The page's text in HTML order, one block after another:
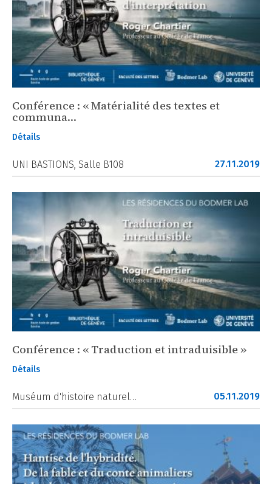
Conférence : « Matérialité des textes et
communa…
Détails
UNI BASTIONS, Salle B108 27.11.2019
Conférence : « Traduction et intraduisible »
Détails
Muséum d'histoire naturel… 05.11.2019